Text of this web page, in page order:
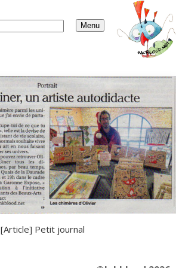
Menu
[Article] Petit journal